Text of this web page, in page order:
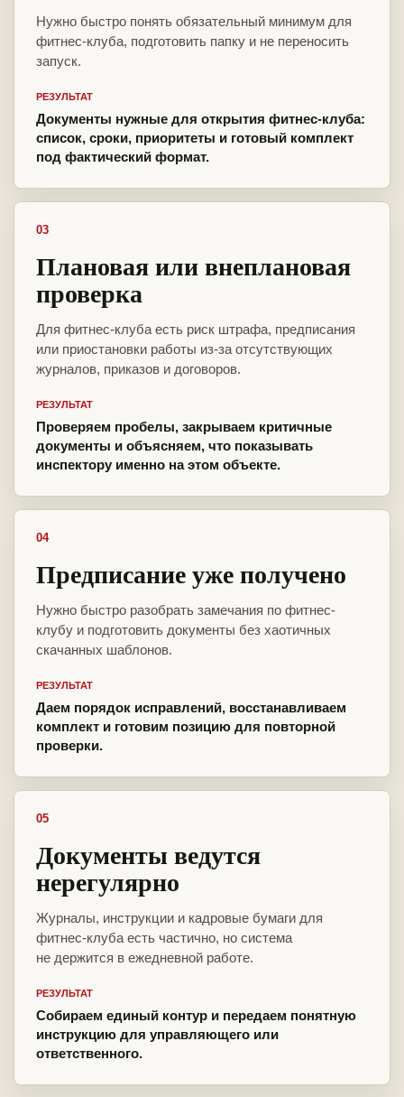
Нужно быстро понять обязательный минимум для
фитнес-клуба, подготовить папку и не переносить
запуск.
РЕЗУЛЬТАТ
Документы нужные для открытия фитнес-клуба:
список, сроки, приоритеты и готовый комплект
под фактический формат.
03
Плановая или внеплановая
проверка
Для фитнес-клуба есть риск штрафа, предписания
или приостановки работы из-за отсутствующих
журналов, приказов и договоров.
РЕЗУЛЬТАТ
Проверяем пробелы, закрываем критичные
документы и объясняем, что показывать
инспектору именно на этом объекте.
04
Предписание уже получено
Нужно быстро разобрать замечания по фитнес-
клубу и подготовить документы без хаотичных
скачанных шаблонов.
РЕЗУЛЬТАТ
Даем порядок исправлений, восстанавливаем
комплект и готовим позицию для повторной
проверки.
05
Документы ведутся
нерегулярно
Журналы, инструкции и кадровые бумаги для
фитнес-клуба есть частично, но система
не держится в ежедневной работе.
РЕЗУЛЬТАТ
Собираем единый контур и передаем понятную
инструкцию для управляющего или
ответственного.